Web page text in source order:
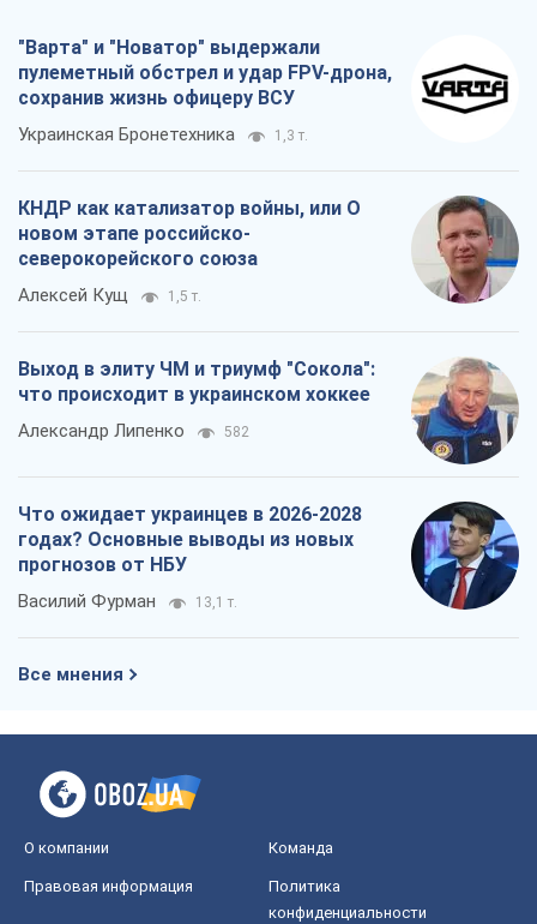
"Варта" и "Новатор" выдержали
пулеметный обстрел и удар FPV-дрона,
сохранив жизнь офицеру ВСУ
Украинская Бронетехника 1,3 т.
КНДР как катализатор войны, или О
новом этапе российско-
северокорейского союза
Алексей Кущ 1,5 т.
Выход в элиту ЧМ и триумф "Сокола":
что происходит в украинском хоккее
Александр Липенко 582
Что ожидает украинцев в 2026-2028
годах? Основные выводы из новых
прогнозов от НБУ
Василий Фурман 13,1 т.
Все мнения
О компании Команда
Правовая информация
Политика
конфиденциальности